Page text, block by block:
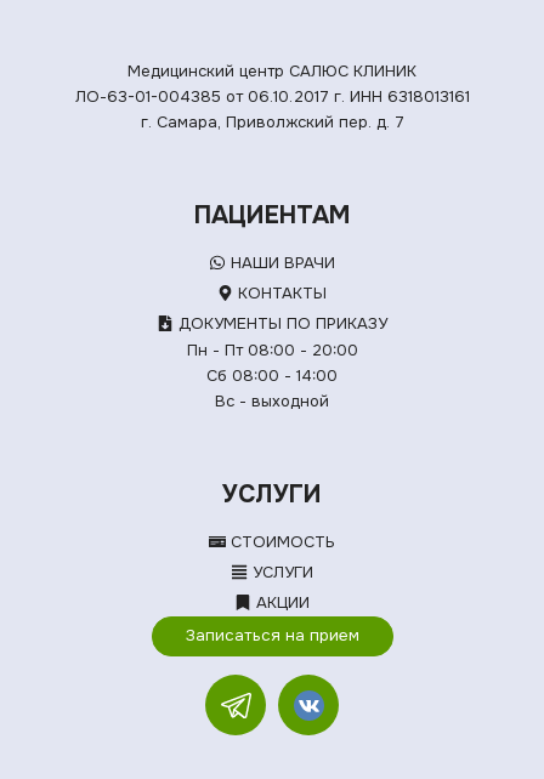
Медицинский центр САЛЮС КЛИНИК
ЛО-63-01-004385 от 06.10.2017 г. ИНН 6318013161
г. Самара, Приволжский пер. д. 7
ПАЦИЕНТАМ
НАШИ ВРАЧИ
КОНТАКТЫ
ДОКУМЕНТЫ ПО ПРИКАЗУ
Пн - Пт 08:00 - 20:00
Сб 08:00 - 14:00
Вс - выходной
УСЛУГИ
СТОИМОСТЬ
УСЛУГИ
АКЦИИ
Записаться на прием